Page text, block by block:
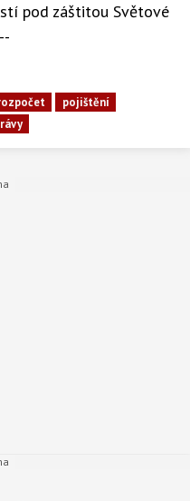
pod záštitou Světové
pojištění